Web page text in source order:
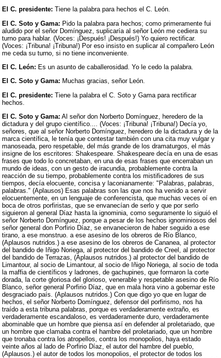
El C. presidente: Tiene la palabra para hechos el C. León.
El C. Soto y Gama: Pido la palabra para hechos; como primeramente fui
aludido por el señor Domínguez, suplicaría al señor León me cediera su
turno para hablar. (Voces: ¡Después! ¡Después!) Yo quiero rectificar.
(Voces: ¡Tribuna! ¡Tribuna!) Por eso insisto en suplicar al compañero León
me ceda su turno, si no tiene inconveniente.
El C. León: Es un asunto de caballerosidad. Yo le cedo la palabra.
El C. Soto y Gama: Muchas gracias, señor León.
El C. presidente: Tiene la palabra el C. Soto y Gama para rectificar
hechos.
El C. Soto y Gama: Al señor don Norberto Domínguez, heredero de la
dictadura y del grupo científico.... (Voces: ¡Tribuna! ¡Tribuna!) Decía yo,
señores, que al señor Norberto Domínguez, heredero de la dictadura y de la
marca científica, le tenía que contestar también con una cita muy vulgar y
manoseada, pero respetable, del más grande de los dramaturgos, el más
insigne de los escritores: Shakespeare. Shakespeare decía en una de esas
frases que todo lo concretaban, en una de esas frases que encerraban un
mundo de ideas, con un gesto de iracundia, probablemente contra la
reacción de su tiempo, probablemente contra los mistificadores de sus
tiempos, decía elocuente, concisa y laconianamente: "Palabras, palabras,
palabras." (Aplausos) Esas palabras son las que nos ha venido a servir
elocuentemente, en un lenguaje de conferencista, que muchas veces oí en
boca de otros porfiristas, que se envanecían de serlo y que por serlo
siguieron al general Díaz hasta la ignominia, como seguramente lo siguió el
señor Norberto Domínguez, porque a pesar de los hechos ignominiosos del
señor general don Porfirio Díaz, se envanecieron de haber seguido a ese
tirano, a ese monstruo. a ese asesino de los obreros de Río Blanco,
(Aplausos nutridos.) a ese asesino de los obreros de Cananea, al protector
del bandido de Iñigo Noriega, al protector del bandido de Creel, al protector
del bandido de Terrazas, (Aplausos nutridos.) al protector del bandido de
Limantour, al socio de Limantour, al socio de Iñigo Noriega, al socio de toda
la maffia de científicos y ladrones, de gachupines, que formaron la corte
dorada, la corte gloriosa del glorioso, venerable y respetable asesino de Río
Blanco, señor general Porfirio Díaz, que en mala hora vino a gobernar este
desgraciado país. (Aplausos nutridos.) Con que digo yo que en lugar de
hechos, el señor Norberto Domínguez, defensor del porfirismo, nos ha
traído a esta tribuna palabras, porque es verdaderamente extraño, es
verdaderamente escandaloso, es verdaderamente duro, verdaderamente
abominable que un hombre que piensa así en defender al proletariado, que
un hombre que clamaba contra el hambre del proletariado, que un hombre
que tronaba contra los atropellos, contra los monopolios, haya estado
veinte años al lado de Porfirio Díaz, el autor del hambre del pueblo,
(Aplausos.) el autor de todos los monopolios, el protector de todos los